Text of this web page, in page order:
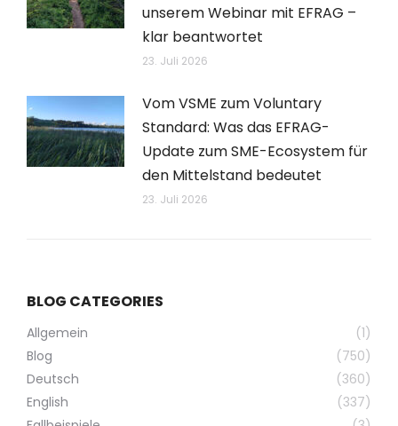
unserem Webinar mit EFRAG –
klar beantwortet
23. Juli 2026
Vom VSME zum Voluntary
Standard: Was das EFRAG-
Update zum SME-Ecosystem für
den Mittelstand bedeutet
23. Juli 2026
BLOG CATEGORIES
Allgemein
(1)
Blog
(750)
Deutsch
(360)
English
(337)